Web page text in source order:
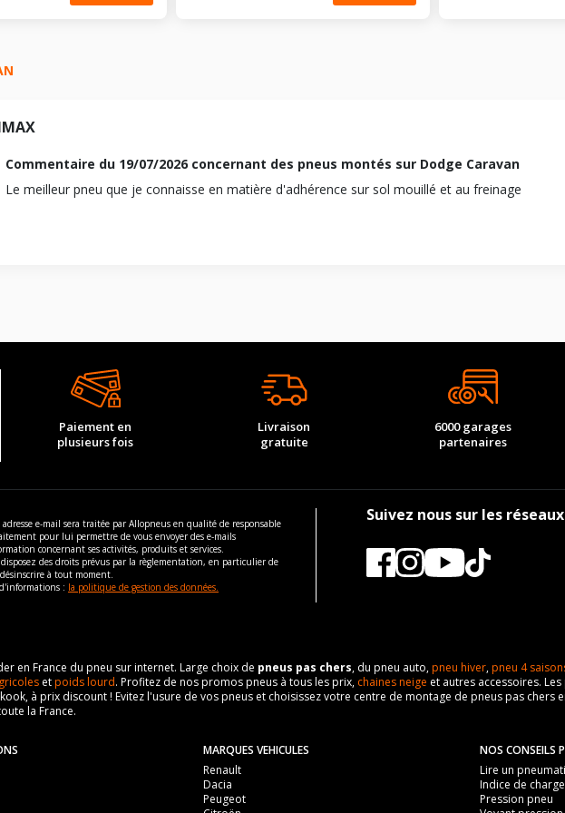
conseillons de contacter directement le constructeur.
EGL
122505
vous conseillons de contacter directement le constructeur.
Commentaire du 19/07/2026concernant des pneus montés sur Dodge Caravan
Le meilleur pneu que je connaisse en matière d'adhérence sur sol mouillé et au freinage
Paiement en
plusieurs fois
Livraison
gratuite
6000 garages
partenaires
adresse e-mail sera traitée par Allopneus en qualité de responsable
pour lui permettre de vous envoyer des e-mails
concernant ses activités, produits et services.
disposez des droits prévus par la règlementation, en particulier de
à tout moment.
: la politique de gestion des données.
Suivez nous sur les réseaux
en France du pneu sur internet. Large choix de pneus pas chers, du pneu auto,pneu hiver,pneu 4
etpoids lourd. Profitez de nos promos pneus à tous les prix, chaines neige et autres accessoires.
à prix discount ! Evitez l'usure de vos pneus et choisissez votre centre de montage de pneus pas chers
la France.
MARQUES VEHICULES
Renault
Dacia
Peugeot
NOS CONSEILS
Lire un
Indice de
Pression pneu